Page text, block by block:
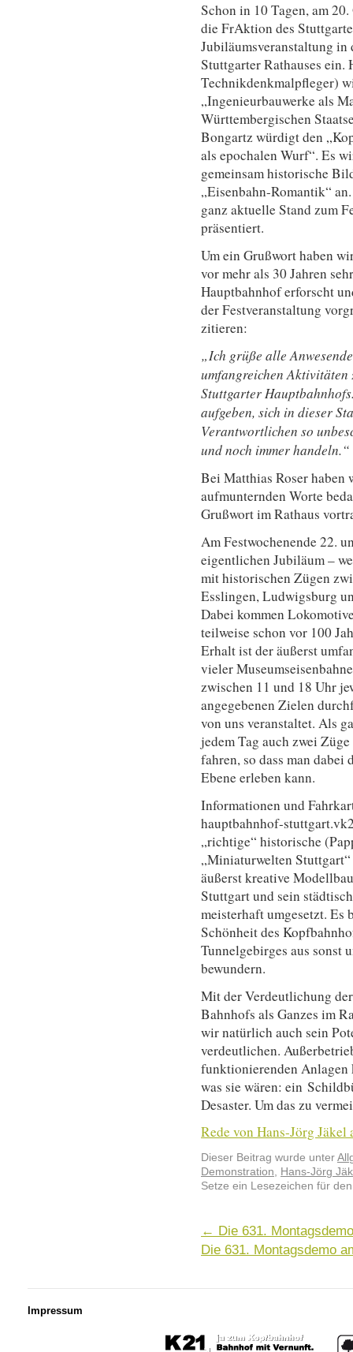
Schon in 10 Tagen, am
die FrAktion des
Jubiläumsveranstaltung in
Stuttgarter Rathauses
Technikdenkmalpfleger)
„Ingenieurbauwerke als
Württembergischen
Bongartz würdigt den
als epochalen Wurf“. Es
gemeinsam historische
„Eisenbahn-Romantik“
ganz aktuelle Stand zum
präsentiert.
Um ein Grußwort haben
vor mehr als 30 Jahren
Hauptbahnhof erforscht
der Festveranstaltung
zitieren:
„Ich grüße alle
umfangreichen
Stuttgarter
aufgeben, sich in dieser
Verantwortlichen so
und noch immer handeln.“
Bei Matthias Roser
aufmunternden Worte
Grußwort im Rathaus
Am Festwochenende 22.
eigentlichen Jubiläum –
mit historischen Zügen
Esslingen, Ludwigsburg
Dabei kommen
teilweise schon vor 100
Erhalt ist der äußerst
vieler
zwischen 11 und 18 Uhr
angegebenen Zielen
von uns veranstaltet. Als
jedem Tag auch zwei
fahren, so dass man
Ebene erleben kann.
Informationen und
hauptbahnhof-
„richtige“ historische
„Miniaturwelten
äußerst kreative
Stuttgart und sein
meisterhaft umgesetzt. Es
Schönheit des
Tunnelgebirges aus sonst
bewundern.
Mit der Verdeutlichung
Bahnhofs als Ganzes im
wir natürlich auch sein
verdeutlichen.
funktionierenden Anlagen
was sie wären: ein
Desaster. Um das zu
Rede von Hans-Jörg
Dieser Beitrag wurde unter
Demonstration, Hans-Jörg
Setze ein Lesezeichen für
← Die 631.
Die 631. Montagsdemo
Impressum